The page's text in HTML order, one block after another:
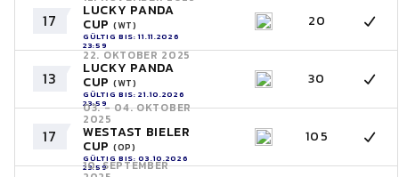
17 LUCKY PANDA
CUP (WT)
GÜLTIG BIS: 11.11.2026
23:59
20
13
22. OKTOBER 2025
LUCKY PANDA
CUP (WT)
GÜLTIG BIS: 21.10.2026
23:59
30
17
03. - 04. OKTOBER
2025
WESTAST BIELER
CUP (OP)
GÜLTIG BIS: 03.10.2026
23:59
105
10. SEPTEMBER